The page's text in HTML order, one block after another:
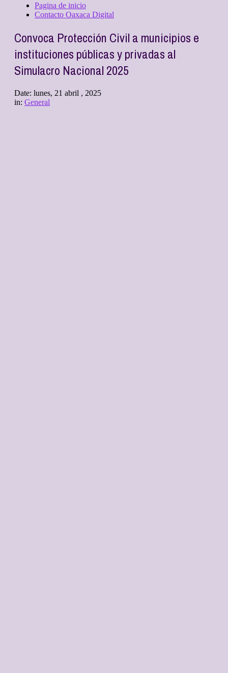
Pagina de inicio
Contacto Oaxaca Digital
Convoca Protección Civil a municipios e
instituciones públicas y privadas al
Simulacro Nacional 2025
Date: lunes, 21 abril , 2025
in: General